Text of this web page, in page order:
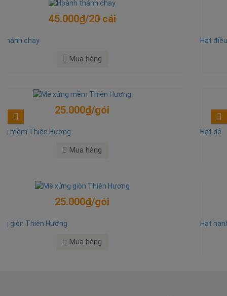
300.000₫/kg
Hạt điều rang muối
350.000₫/kg
Hạt dẻ
350.000₫/kg
Hạt hạnh nhân